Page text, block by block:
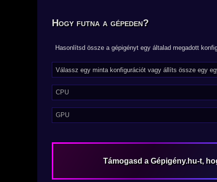
Hogy futna a gépeden?
Hasonlítsd össze a gépigényt egy általad megadott
CPU
GPU
Támogasd a Gépigény.hu-t,